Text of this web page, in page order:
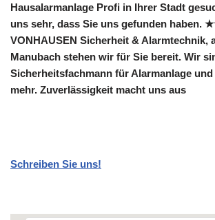
Hausalarmanlage Profi in Ihrer Stadt
uns sehr, dass Sie uns gefunden
VONHAUSEN Sicherheit & Alarmtechnik,
Manubach stehen wir für Sie bereit. Wir
Sicherheitsfachmann für Alarmanlage
mehr. Zuverlässigkeit macht uns aus
Schreiben Sie uns!